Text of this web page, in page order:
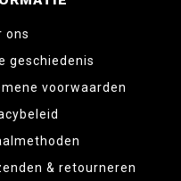
ons
geschiedenis
voorwaarden
& retourneren